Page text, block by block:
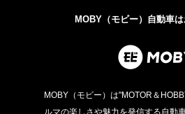
MOBY（モビー）自動車は
MOBY（モビー）は"MOTOR＆